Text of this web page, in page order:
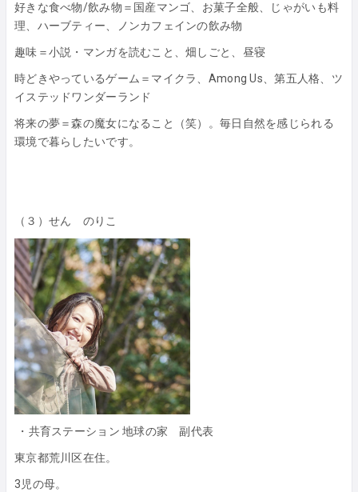
好きな食べ物/飲み物＝国産マンゴ、お菓子全般、じゃがいも料
理、ハーブティー、ノンカフェインの飲み物
趣味＝小説・マンガを読むこと、畑しごと、昼寝
時どきやっているゲーム＝マイクラ、Among Us、第五人格、ツ
イステッドワンダーランド
将来の夢＝森の魔女になること（笑）。毎日自然を感じられる
環境で暮らしたいです。
（３）せん のりこ
・共育ステーション 地球の家 副代表
東京都荒川区在住。
3児の母。